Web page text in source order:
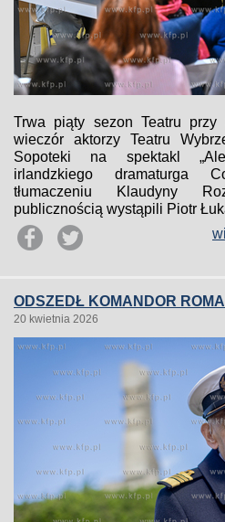
Trwa piąty sezon Teatru przy
wieczór aktorzy Teatru
Sopoteki na spektakl
irlandzkiego dramaturga
tłumaczeniu Klaudyny
publicznością wystąpili Piotr
ODSZEDŁ KOMANDOR
20 kwietnia 2026